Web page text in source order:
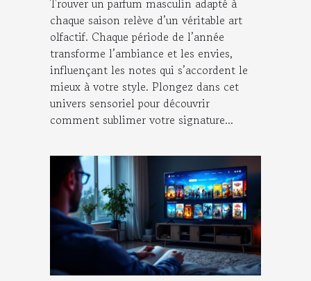
chaque saison relève d’un véritable art
olfactif. Chaque période de l’année
transforme l’ambiance et les envies,
influençant les notes qui s’accordent le
mieux à votre style. Plongez dans cet
univers sensoriel pour découvrir
comment sublimer votre signature...